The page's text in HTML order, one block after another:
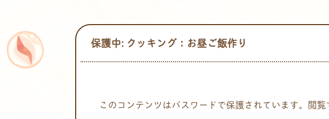
保護中: クッキング：お昼ご飯作り
このコンテンツはパスワードで保護されています。閲